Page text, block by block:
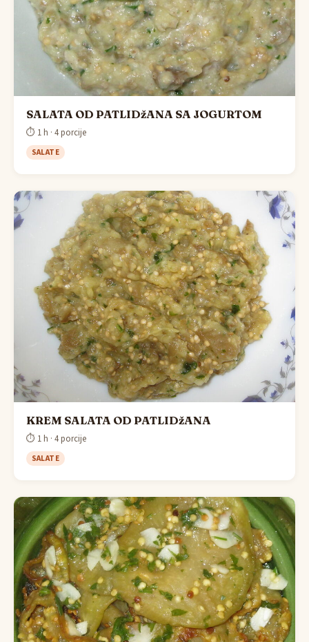
SALATA OD PATLIDžANA SA JOGURTOM
⏱ 1 h · 4 porcije
SALATE
KREM SALATA OD PATLIDžANA
⏱ 1 h · 4 porcije
SALATE